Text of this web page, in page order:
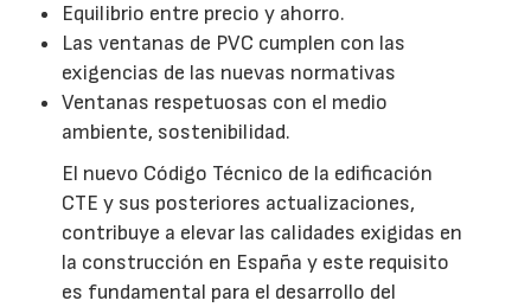
Equilibrio entre precio y ahorro.
Las ventanas de PVC cumplen con las
exigencias de las nuevas normativas
Ventanas respetuosas con el medio
ambiente, sostenibilidad.
El nuevo Código Técnico de la edificación
CTE y sus posteriores actualizaciones,
contribuye a elevar las calidades exigidas en
la construcción en España y este requisito
es fundamental para el desarrollo del